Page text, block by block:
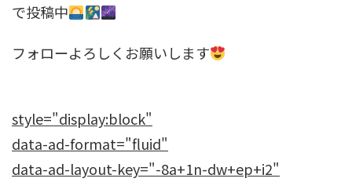
で投稿中
フォローよろしくお願いします
style="display:block"
data-ad-format="fluid"
data-ad-layout-key="-8a+1n-dw+ep+i2"